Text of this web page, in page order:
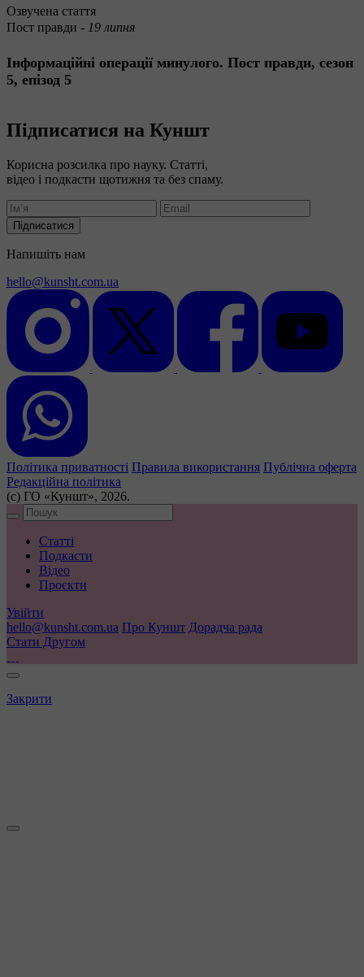
Озвучена стаття
Пост правди - 19 липня
Інформаційні операції минулого. Пост правди, сезон
5, епізод 5
Підписатися на Куншт
Корисна розсилка про науку. Статті,
відео і подкасти щотижня та без спаму.
Підписатися
Напишіть нам
hello@kunsht.com.ua
Політика приватності Правила використання Публічна оферта
Редакційна політика
(с) ГО «Куншт», 2026.
Статті
Подкасти
Відео
Проєкти
Увійти
hello@kunsht.com.ua Про Куншт Дорадча рада
Стати Другом
Закрити